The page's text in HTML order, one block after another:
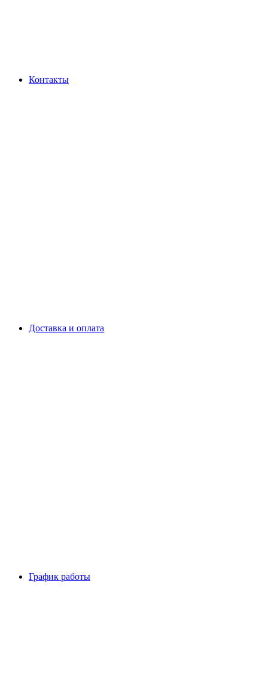
Контакты
Доставка и оплата
График работы